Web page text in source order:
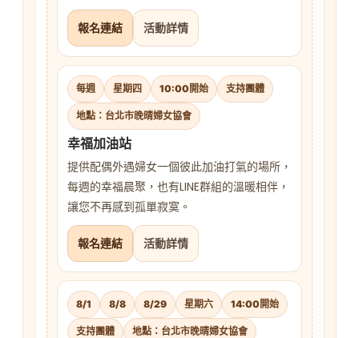
報名連結 活動詳情
每週 星期四 10:00開始 支持團體
地點：台北市晚晴婦女協會
幸福加油站
提供配偶外遇婦女一個彼此加油打氣的場所，
每週的幸福晨聚，也有LINE群組的溫暖相伴，
讓您不再感到孤單寂寞。
報名連結 活動詳情
8/1 8/8 8/29 星期六 14:00開始
支持團體 地點：台北市晚晴婦女協會